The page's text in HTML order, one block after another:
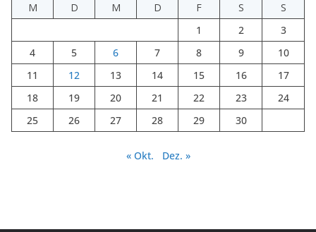
M
D M D F S
S
1
2
3
4
5 6 7 8 9
10
11
12 13 14 15 16
17
18
19 20 21 22 23
24
25
26 27 28 29 30
« Okt. Dez. »